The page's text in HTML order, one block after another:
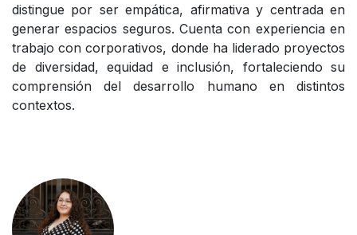
distingue por ser empática, afirmativa y centrada en
generar espacios seguros. Cuenta con experiencia en
trabajo con corporativos, donde ha liderado proyectos
de diversidad, equidad e inclusión, fortaleciendo su
comprensión del desarrollo humano en distintos
contextos.